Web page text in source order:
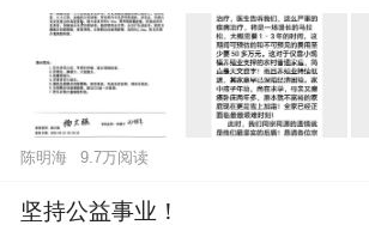
陈明海 9.7万阅读
坚持公益事业！